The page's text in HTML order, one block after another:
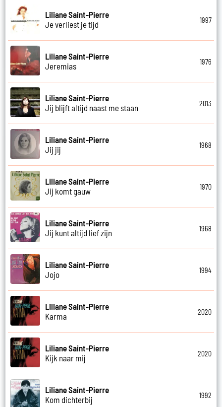
Liliane Saint-Pierre
Je verliest je tijd
1997
Liliane Saint-Pierre
Jeremias
1976
Liliane Saint-Pierre
Jij blijft altijd naast me staan
2013
Liliane Saint-Pierre
Jij jij
1968
Liliane Saint-Pierre
Jij komt gauw
1970
Liliane Saint-Pierre
Jij kunt altijd lief zijn
1968
Liliane Saint-Pierre
Jojo
1994
Liliane Saint-Pierre
Karma
2020
Liliane Saint-Pierre
Kijk naar mij
2020
Liliane Saint-Pierre
Kom dichterbij
1992